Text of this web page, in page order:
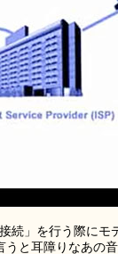
続」を行う際にモ
と耳障りなあの